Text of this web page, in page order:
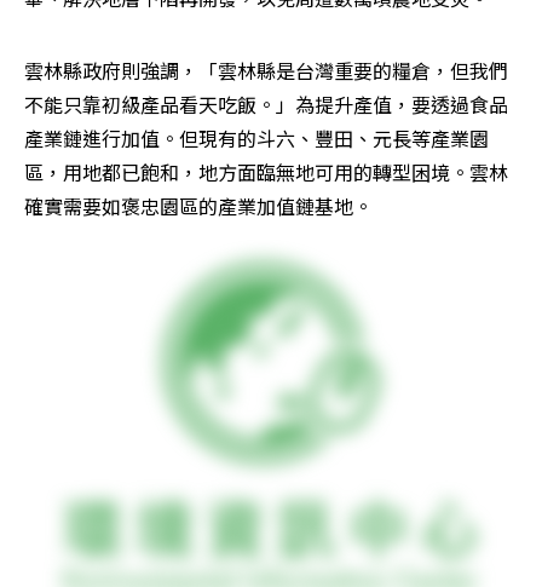
雲林縣政府則強調，「雲林縣是台灣重要的糧倉，但我們
不能只靠初級產品看天吃飯。」為提升產值，要透過食品
產業鏈進行加值。但現有的斗六、豐田、元長等產業園
區，用地都已飽和，地方面臨無地可用的轉型困境。雲林
確實需要如褒忠園區的產業加值鏈基地。